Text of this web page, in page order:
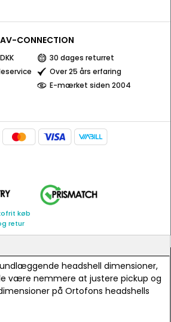
AV-CONNECTION
30 dages returret
Over 25 års erfaring
E-mærket siden 2004
køb
retur
headshell dimensioner,
være nemmere at justere pickup og
på Ortofons headshells